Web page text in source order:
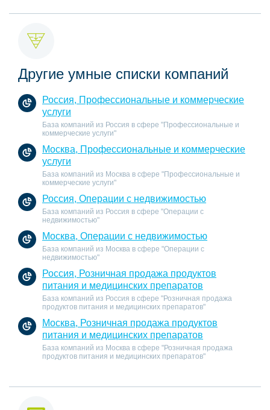
Другие умные списки компаний
Россия, Профессиональные и коммерческие
услуги
База компаний из Россия в сфере "Профессиональные и
коммерческие услуги"
Москва, Профессиональные и коммерческие
услуги
База компаний из Москва в сфере "Профессиональные и
коммерческие услуги"
Россия, Операции с недвижимостью
База компаний из Россия в сфере "Операции с
недвижимостью"
Москва, Операции с недвижимостью
База компаний из Москва в сфере "Операции с
недвижимостью"
Россия, Розничная продажа продуктов
питания и медицинских препаратов
База компаний из Россия в сфере "Розничная продажа
продуктов питания и медицинских препаратов"
Москва, Розничная продажа продуктов
питания и медицинских препаратов
База компаний из Москва в сфере "Розничная продажа
продуктов питания и медицинских препаратов"